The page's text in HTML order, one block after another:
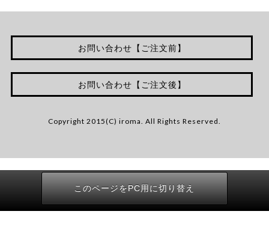
お問い合わせ【ご注文前】
お問い合わせ【ご注文後】
Copyright 2015(C) iroma. All Rights Reserved.
このページをPC用に切り替え